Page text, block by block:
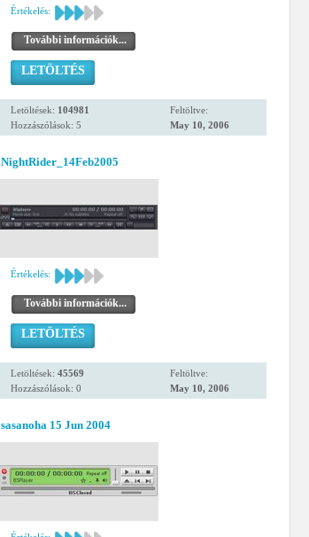
Értékelés:
További információk...
LETÖLTÉS
Letöltések: 104981
Hozzászólások: 5
Feltöltve:
May 10, 2006
NightRider_14Feb2005
Értékelés:
További információk...
LETÖLTÉS
Letöltések: 45569
Hozzászólások: 0
Feltöltve:
May 10, 2006
sasanoha 15 Jun 2004